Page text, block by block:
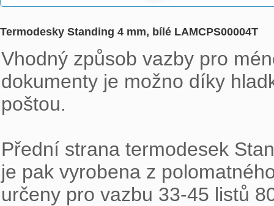
Termodesky Standing 4 mm, bílé LAMCPS00004T
Vhodný způsob vazby pro
dokumenty je možno díky
poštou.
Přední strana termodesek
je pak vyrobena z
určeny pro vazbu 33-45 listů